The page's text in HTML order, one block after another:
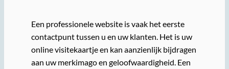
Een professionele website is vaak het eerste
contactpunt tussen u en uw klanten. Het is uw
online visitekaartje en kan aanzienlijk bijdragen
aan uw merkimago en geloofwaardigheid. Een